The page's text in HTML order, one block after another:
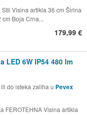
Visina artikla 36 cm Širina
Boja Crna...
179,99 €
LED 6W IP54 480 lm
do isteka zaliha u Pevex
FEROTEHNA Visina artikla